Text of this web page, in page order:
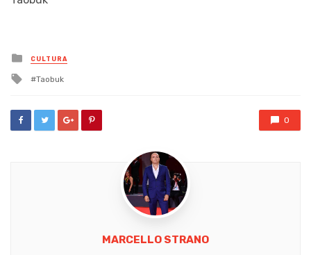
Posted
in
CULTURA
Tagged
Taobuk
0
MARCELLO STRANO